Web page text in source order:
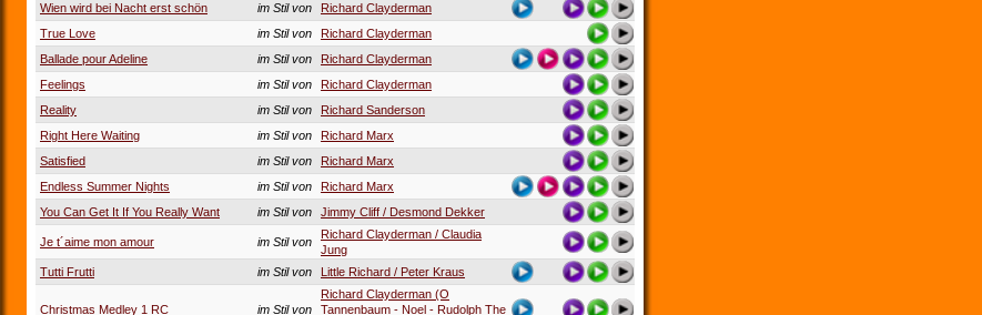
Wien wird bei Nacht erst schön
im Stil von
Richard Clayderman
True Love
im Stil von
Richard Clayderman
Ballade pour Adeline
im Stil von
Richard Clayderman
Feelings
im Stil von
Richard Clayderman
Reality
im Stil von
Richard Sanderson
Right Here Waiting
im Stil von
Richard Marx
Satisfied
im Stil von
Richard Marx
Endless Summer Nights
im Stil von
Richard Marx
You Can Get It If You Really Want
im Stil von Jimmy Cliff / Desmond Dekker
Je t´aime mon amour im Stil von
Richard Clayderman / Claudia
Jung
Tutti Frutti
im Stil von Little Richard / Peter Kraus
Christmas Medley 1 RC im Stil von
Richard Clayderman (O
Tannenbaum - Noel - Rudolph The